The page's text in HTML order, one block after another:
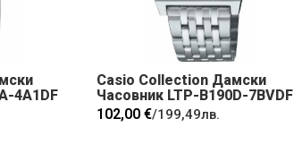
4A1DF
Casio Collection Дамски
Часовник LTP-B190D-7BVDF
102,00 €/199,49лв.